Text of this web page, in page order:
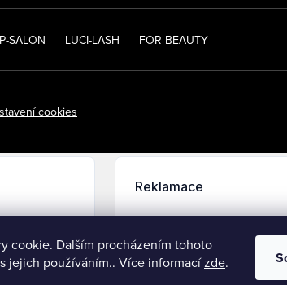
cookie. Dalším procházením tohoto
jejich používáním.. Více informacízde.
SALON LUCI-LASH FOR BEAUTY
cookies